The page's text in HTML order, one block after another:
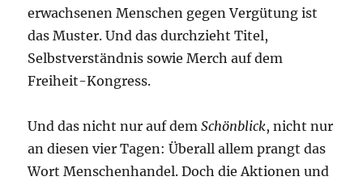
erwachsenen Menschen gegen Vergütung ist
das Muster. Und das durchzieht Titel,
Selbstverständnis sowie Merch auf dem
Freiheit-Kongress.
Und das nicht nur auf demSchönblick, nicht nur
an diesen vier Tagen: Überall allem prangt das
Wort Menschenhandel. Doch die Aktionen und